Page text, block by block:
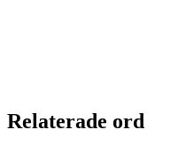
Relaterade ord